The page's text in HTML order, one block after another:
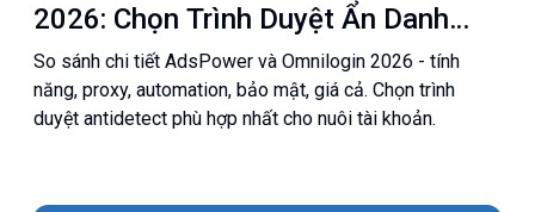
2026: Chọn Trình Duyệt Ẩn Danh
Nào Tốt Nhất?
So sánh chi tiết AdsPower và Omnilogin 2026 - tính
năng, proxy, automation, bảo mật, giá cả. Chọn trình
duyệt antidetect phù hợp nhất cho nuôi tài khoản.